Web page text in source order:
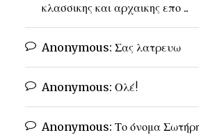
κλασσικης και αρχαικης επο ...
Anonymous: Σας λατρευω
Anonymous: Ολέ!
Anonymous: Το όνομα